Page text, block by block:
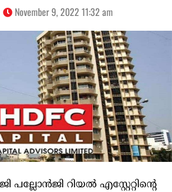
November 9, 2022 11:32 am
പല്ലോൻജി റിയൽ എസ്റ്റേറ്റിന്റെ